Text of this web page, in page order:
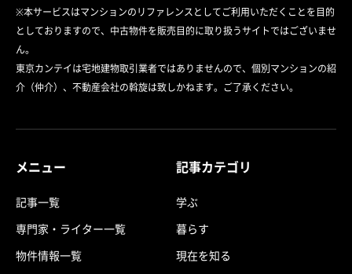
※本サービスはマンションのリファレンスとしてご利用いただくことを目的
としておりますので、中古物件を販売目的に取り扱うサイトではございませ
ん。
東京カンテイは宅地建物取引業者ではありませんので、個別マンションの紹
介（仲介）、不動産会社の斡旋は致しかねます。ご了承ください。
メニュー
記事一覧
専門家・ライター一覧
物件情報一覧
記事カテゴリ
学ぶ
暮らす
現在を知る